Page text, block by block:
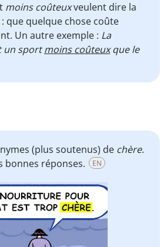
moins coûteuxveulent dire la
que quelque chose coûte
Un autre exemple : La
un sportmoins coûteuxque le
(plus soutenus) de chère.
bonnes réponses.
EN